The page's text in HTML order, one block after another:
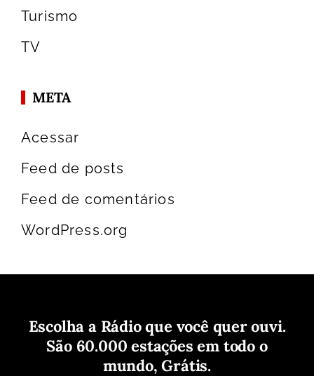
Turismo
TV
META
Acessar
Feed de posts
Feed de comentários
WordPress.org
Escolha a Rádio que você quer ouvi.
São 60.000 estações em todo o
mundo, Grátis.